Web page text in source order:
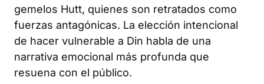
gemelos Hutt, quienes son retratados como
fuerzas antagónicas. La elección intencional
de hacer vulnerable a Din habla de una
narrativa emocional más profunda que
resuena con el público.